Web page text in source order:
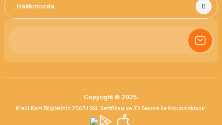
Hakkımızda
Copyright © 2025.
Kredi Kartı Bilgileriniz 256Bit SSL Sertifikası ve 3D Secure İle Korunmaktadır.